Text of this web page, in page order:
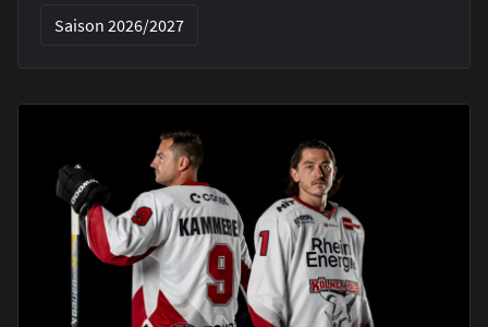
Saison 2026/2027